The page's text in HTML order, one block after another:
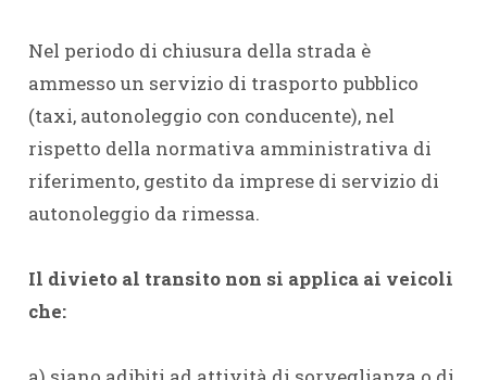
Nel periodo di chiusura della strada è
ammesso un servizio di trasporto pubblico
(taxi, autonoleggio con conducente), nel
rispetto della normativa amministrativa di
riferimento, gestito da imprese di servizio di
autonoleggio da rimessa.
Il divieto al transito non si applica ai veicoli
che: